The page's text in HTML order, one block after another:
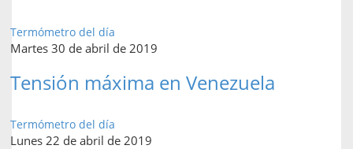
Termómetro del día
Martes 30 de abril de 2019
Tensión máxima en Venezuela
Termómetro del día
Lunes 22 de abril de 2019